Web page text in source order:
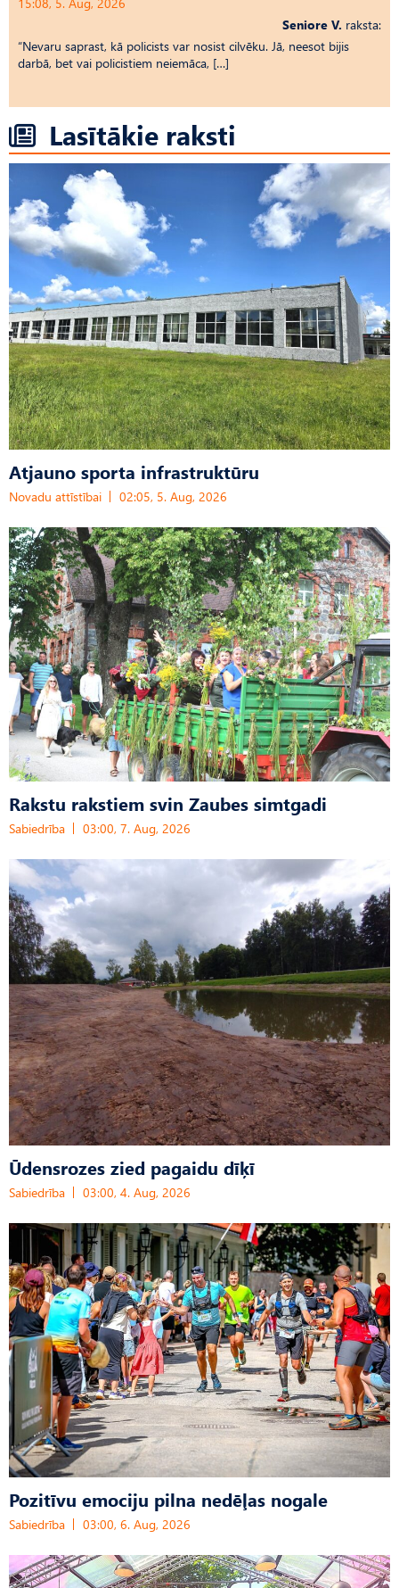
Seniore V. raksta:
“Nevaru saprast, kā policists var nosist cilvēku. Jā, neesot bijis
darbā, bet vai policistiem neiemāca, […]
Lasītākie raksti
Atjauno sporta infrastruktūru
Novadu attīstībai 02:05, 5. Aug, 2026
Rakstu rakstiem svin Zaubes simtgadi
Sabiedrība 03:00, 7. Aug, 2026
Ūdensrozes zied pagaidu dīķī
Sabiedrība 03:00, 4. Aug, 2026
Pozitīvu emociju pilna nedēļas nogale
Sabiedrība 03:00, 6. Aug, 2026